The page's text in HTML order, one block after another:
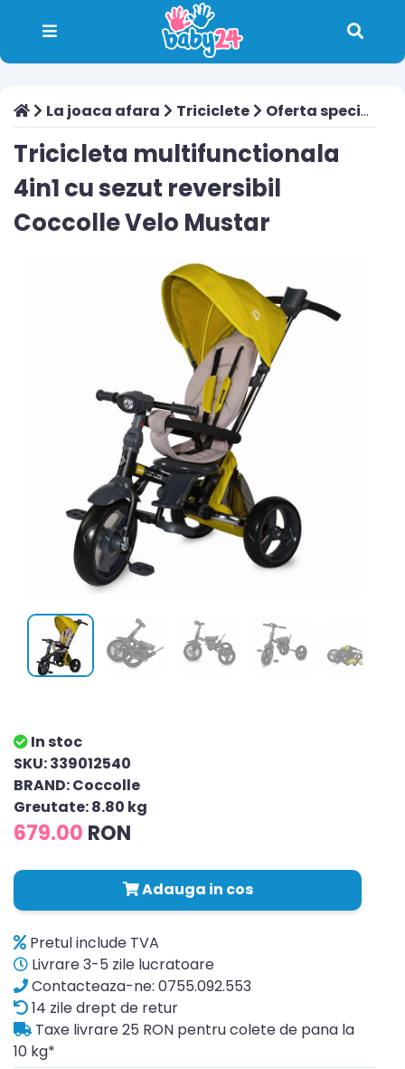
La joaca afara Triciclete Oferta speciala
Tricicleta multifunctionala
4in1 cu sezut reversibil
Coccolle Velo Mustar
In stoc
SKU: 339012540
BRAND: Coccolle
Greutate: 8.80 kg
679.00 RON
Adauga in cos
Pretul include TVA
Livrare 3-5 zile lucratoare
Contacteaza-ne: 0755.092.553
14 zile drept de retur
Taxe livrare 25 RON pentru colete de pana la
10 kg*